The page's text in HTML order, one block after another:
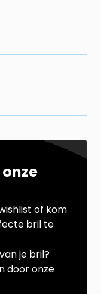
onze
of kom
bril te
je bril?
door onze